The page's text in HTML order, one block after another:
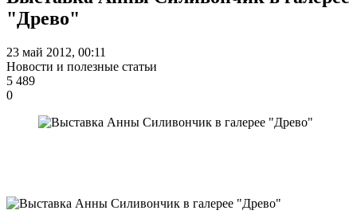
"Древо"
23 май 2012, 00:11
Новости и полезные статьи
5 489
0